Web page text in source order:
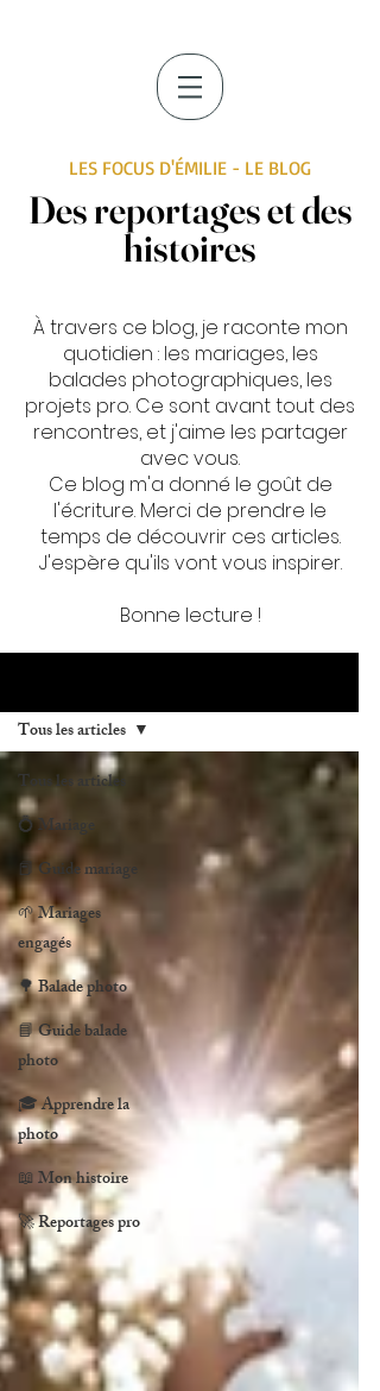
LES FOCUS D'ÉMILIE - LE BLOG
Des reportages et des
histoires
À travers ce blog, je raconte mon
quotidien : les mariages, les
balades photographiques, les
projets pro. Ce sont avant tout des
rencontres, et j'aime les partager
avec vous.
Ce blog m'a donné le goût de
l'écriture. Merci de prendre le
temps de découvrir ces articles.
J'espère qu'ils vont vous inspirer.
Bonne lecture !
Tous les articles
💍 Mariage
📕 Guide mariage
🌱 Mariages
engagés
🌳 Balade photo
📘 Guide balade
photo
🎓 Apprendre la
photo
📖 Mon histoire
🚀 Reportages pro
Tous les articles